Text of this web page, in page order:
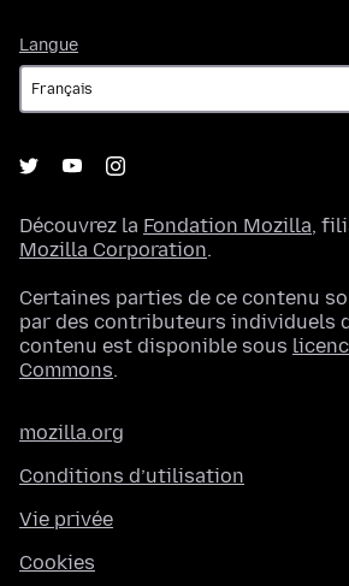
Langue
Découvrez la Fondation Mozilla,
Mozilla Corporation.
Certaines parties de ce contenu
par des contributeurs individuels
contenu est disponible sous
Commons.
mozilla.org
Conditions d’utilisation
Vie privée
Cookies